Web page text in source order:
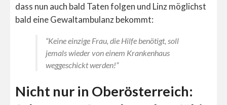
dass nun auch bald Taten folgen und Linz möglichst
bald eine Gewaltambulanz bekommt:
“Keine einzige Frau, die Hilfe benötigt, soll
jemals wieder von einem Krankenhaus
weggeschickt werden!”
Nicht nur in Oberösterreich: